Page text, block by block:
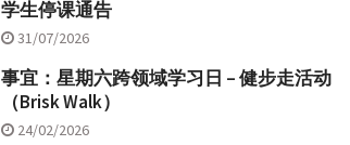
学生停课通告
31/07/2026
事宜：星期六跨领域学习日 – 健步走活动
（Brisk Walk）
24/02/2026